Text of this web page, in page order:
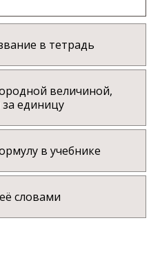
в тетрадь
величиной,
единицу
в учебнике
словами